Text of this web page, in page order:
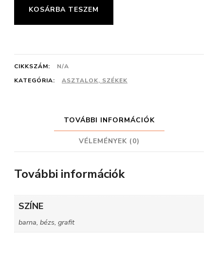
mennyiség
KOSÁRBA TESZEM
CIKKSZÁM:
N/A
KATEGÓRIA:
ASZTALOK, SZÉKEK
TOVÁBBI INFORMÁCIÓK
VÉLEMÉNYEK (0)
További információk
SZÍNE
barna, bézs, grafit